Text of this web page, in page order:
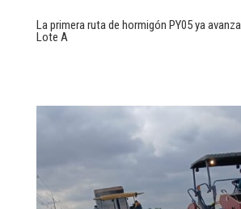
La primera ruta de hormigón PY05 ya
Lote A